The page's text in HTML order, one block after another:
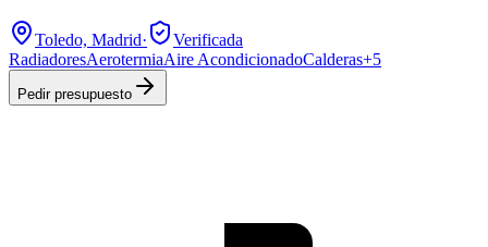
Toledo, Madrid·
Verificada
RadiadoresAerotermiaAire AcondicionadoCalderas+5
Pedir presupuesto